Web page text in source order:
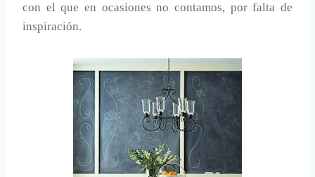
con el que en ocasiones no contamos, por falta de
inspiración.